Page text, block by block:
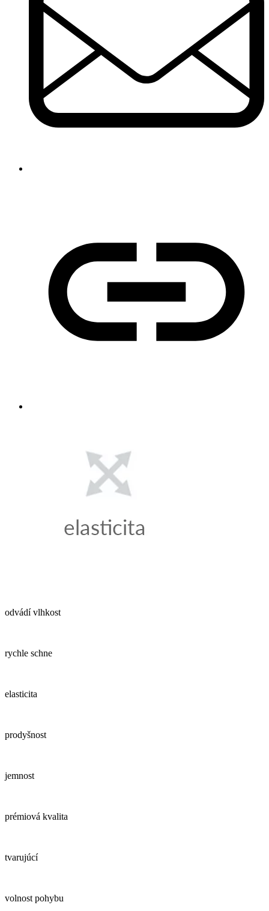
odvádí vlhkost
rychle schne
elasticita
prodyšnost
jemnost
prémiová kvalita
tvarujúcí
volnost pohybu